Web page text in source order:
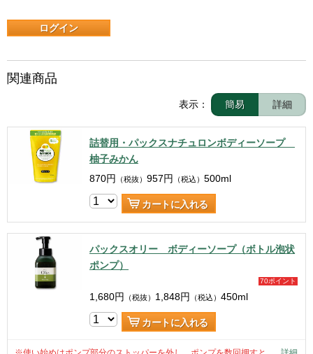
ログイン
関連商品
表示： 簡易 詳細
詰替用・パックスナチュロンボディーソープ
柚子みかん
870円 （税抜） 957円 （税込） 500ml
カートに入れる
パックスオリー ボディーソープ（ボトル泡状
ポンプ）
70ポイント
1,680円 （税抜） 1,848円 （税込） 450ml
カートに入れる